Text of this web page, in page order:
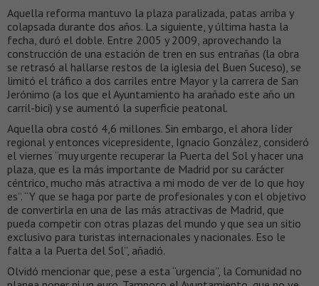
Aquella reforma mantuvo la plaza paralizada, patas arriba y
colapsada durante dos años. La siguiente, y última hasta la
fecha, duró el doble. Entre 2005 y 2009, aprovechando la
construcción de una estación de tren en sus entrañas (la obra
se retrasó al hallarse restos de la iglesia del Buen Suceso), se
limitó el tráfico a dos carriles entre Mayor y la carrera de San
Jerónimo (a los que el Ayuntamiento ha arañado este año un
carril-bici) y se aumentó la superficie peatonal.
Aquella obra costó 4,6 millones. Sin embargo, el ahora líder
regional y entonces vicepresidente, Ignacio González, consideró
el viernes “muy urgente recuperar la Puerta del Sol y hacer una
plaza, que es la más importante de Madrid por su carácter
céntrico, mucho más atractiva a mi modo de ver de lo que hoy
es”. “Y que se haga por parte de profesionales y con el objetivo
de convertirla en una de las más atractivas de Madrid, que
pueda competir con otras plazas del mundo y que sea un sitio
exclusivo para turistas internacionales y nacionales. Eso le
falta a la Puerta del Sol”, añadió.
Olvidó mencionar que, pese a esta “urgencia”, la Comunidad no